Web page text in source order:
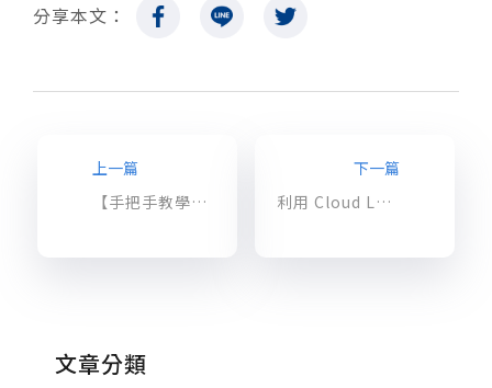
分享本文：
上一篇
【手把手教學】如何設定 Log-based metrics 告警
下一篇
利用 Cloud Logging 尋找並善加運用你的 GKE log
文章分類